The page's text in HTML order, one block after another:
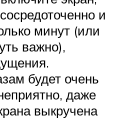
и
минут (или
важно),
будет очень
даже
выкручена